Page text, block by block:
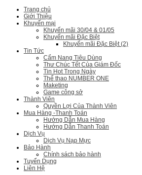
Trang chủ
Giới Thiệu
Khuyến mại
Khuyến mãi 30/04 & 01/05
Khuyến mãi Đặc Biệt
Khuyến mãi Đặc Biệt (2)
Tin Tức
Cẩm Nang Tiêu Dùng
Thư Chúc Tết Của Giám Đốc
Tin Hot Trong Ngày
Thể thao NUMBER ONE
Maketing
Game công sở
Thành Viên
Quyền Lợi Của Thành Viên
Mua Hàng -Thanh Toán
Hướng Dẫn Mua Hàng
Hướng Dẫn Thanh Toán
Dịch Vụ
Dịch Vụ Nạp Mực
Bảo Hành
Chính sách bảo hành
Tuyển Dụng
Liên Hệ